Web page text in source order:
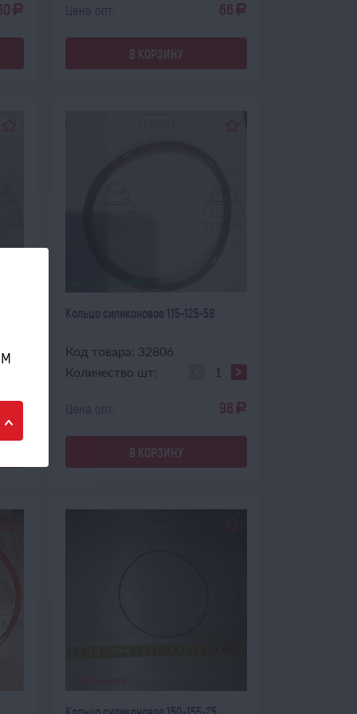
a Цена опт: 66 a
В КОРЗИНУ
Кольцо силиконовое 115-125-58
Код товара: 32806
Количество шт:
Цена опт: 98 a
В КОРЗИНУ